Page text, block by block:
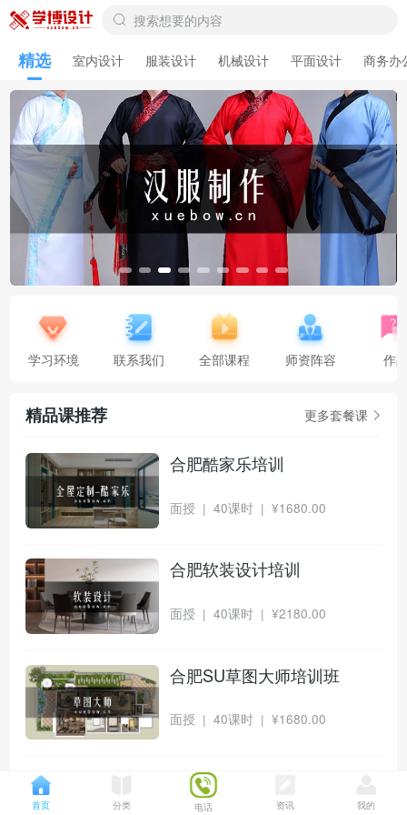
精选 室内设计 服装设计 机械设计 平面设计 商务办
学习环境 联系我们 全部课程 师资阵容 作
更多套餐课
精品课推荐
合肥酷家乐培训
面授 | 40课时 | ¥1680.00
合肥软装设计培训
面授 | 40课时 | ¥2180.00
合肥SU草图大师培训班
面授 | 40课时 | ¥1680.00
合肥CAD培训【初级】
首页 分类 电话 资讯 我的